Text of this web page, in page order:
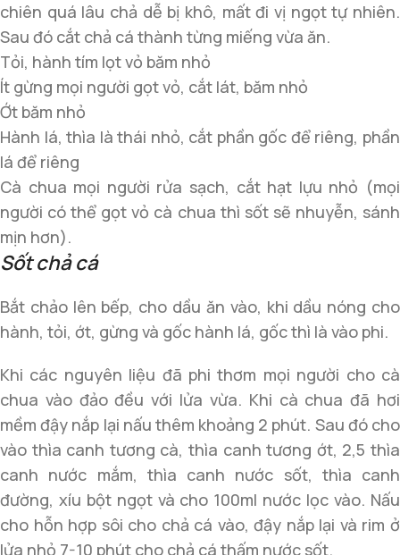
chiên quá lâu chả dễ bị khô, mất đi vị ngọt tự nhiên.
Sau đó cắt chả cá thành từng miếng vừa ăn.
Tỏi, hành tím lọt vỏ băm nhỏ
Ít gừng mọi người gọt vỏ, cắt lát, băm nhỏ
Ớt băm nhỏ
Hành lá, thìa là thái nhỏ, cắt phần gốc để riêng, phần
lá để riêng
Cà chua mọi người rửa sạch, cắt hạt lựu nhỏ (mọi
người có thể gọt vỏ cà chua thì sốt sẽ nhuyễn, sánh
mịn hơn).
Sốt chả cá
Bắt chảo lên bếp, cho dầu ăn vào, khi dầu nóng cho
hành, tỏi, ớt, gừng và gốc hành lá, gốc thì là vào phi.
Khi các nguyên liệu đã phi thơm mọi người cho cà
chua vào đảo đều với lửa vừa. Khi cà chua đã hơi
mềm đậy nắp lại nấu thêm khoảng 2 phút. Sau đó cho
vào thìa canh tương cà, thìa canh tương ớt, 2,5 thìa
canh nước mắm, thìa canh nước sốt, thìa canh
đường, xíu bột ngọt và cho 100ml nước lọc vào. Nấu
cho hỗn hợp sôi cho chả cá vào, đậy nắp lại và rim ở
lửa nhỏ 7-10 phút cho chả cá thấm nước sốt.